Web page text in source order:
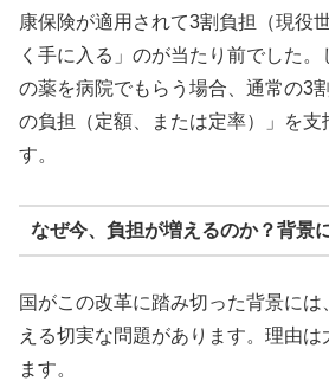
康保険が適用されて3割負担（現役
く手に入る」のが当たり前でした
の薬を病院でもらう場合、通常の3
の負担（定額、または定率）」を支
す。
なぜ今、負担が増えるのか？背景
国がこの改革に踏み切った背景に
える切実な問題があります。理由は
ます。